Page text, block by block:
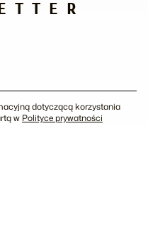
dotyczącą korzystania
w Polityce prywatności